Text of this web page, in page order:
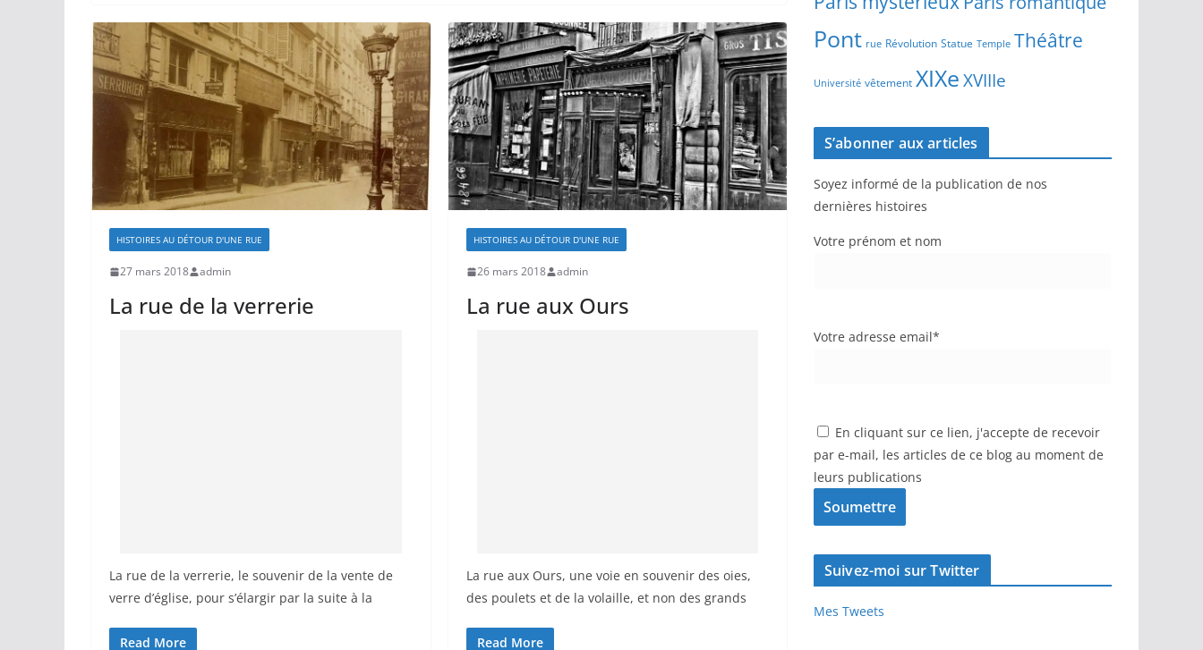
HISTOIRES AU DÉTOUR D'UNE RUE
27 mars 2018 admin
La rue de la verrerie
La rue de la verrerie, le souvenir de la vente de
verre d’église, pour s’élargir par la suite à la
Read More
HISTOIRES AU DÉTOUR D'UNE RUE
26 mars 2018 admin
La rue aux Ours
La rue aux Ours, une voie en souvenir des oies,
des poulets et de la volaille, et non des grands
Read More
Pont rue Révolution Statue Temple Théâtre
Université vêtement XIXeXVIIIe
S’abonner aux articles
Soyez informé de la publication de nos
dernières histoires
Votre prénom et nom
Votre adresse email*
En cliquant sur ce lien, j'accepte de recevoir
par e-mail, les articles de ce blog au moment de
leurs publications
Suivez-moi sur Twitter
Mes Tweets